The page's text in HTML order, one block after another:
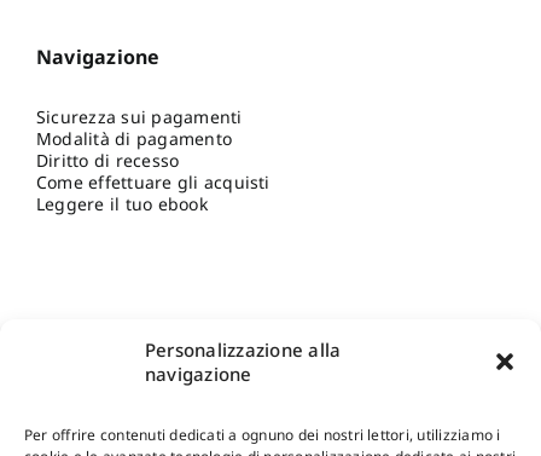
Personalizzazione alla
navigazione
Per offrire contenuti dedicati a ognuno dei nostri lettori, utilizziamo i
Navigazione
Sicurezza sui pagamenti
Modalità di pagamento
Diritto di recesso
Come effettuare gli acquisti
Leggere il tuo ebook